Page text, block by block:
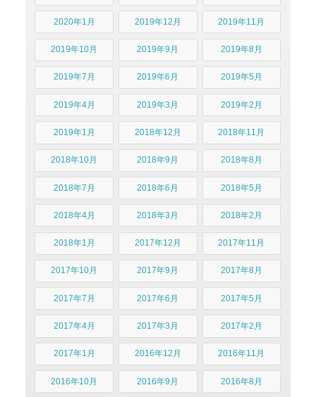
2020年1月 2019年12月 2019年11月
2019年10月 2019年9月 2019年8月
2019年7月 2019年6月 2019年5月
2019年4月 2019年3月 2019年2月
2019年1月 2018年12月 2018年11月
2018年10月 2018年9月 2018年8月
2018年7月 2018年6月 2018年5月
2018年4月 2018年3月 2018年2月
2018年1月 2017年12月 2017年11月
2017年10月 2017年9月 2017年8月
2017年7月 2017年6月 2017年5月
2017年4月 2017年3月 2017年2月
2017年1月 2016年12月 2016年11月
2016年10月 2016年9月 2016年8月